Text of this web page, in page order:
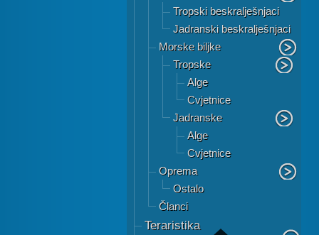
Tropski beskralješnjaci
Jadranski beskralješnjaci
Morske biljke
Tropske
Alge
Cvjetnice
Jadranske
Alge
Cvjetnice
Oprema
Ostalo
Članci
Teraristika